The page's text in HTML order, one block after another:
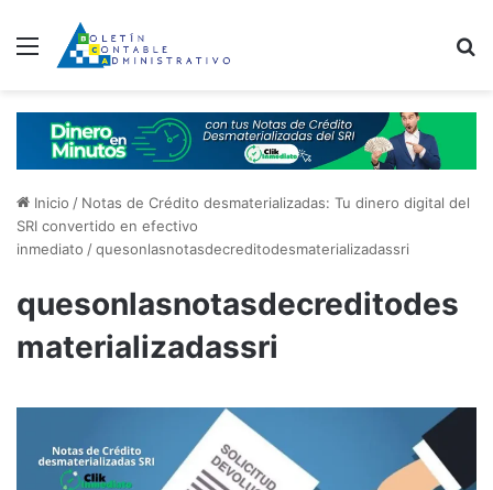
Menú
Inicio / Notas de Crédito desmaterializadas: Tu dinero digital del
SRI convertido en efectivo
inmediato /quesonlasnotasdecreditodesmaterializadassri
quesonlasnotasdecreditodes
materializadassri